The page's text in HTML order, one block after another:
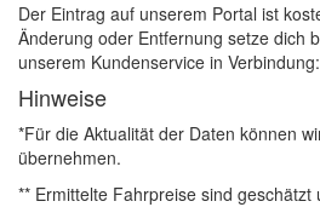
Der Eintrag auf unserem Portal ist
Änderung oder Entfernung setze dich
unserem Kundenservice in
Hinweise
*Für die Aktualität der Daten können
übernehmen.
** Ermittelte Fahrpreise sind geschätzt